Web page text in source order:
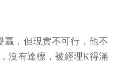
贏，但現實不可行，他不
沒有達標，被經理K得滿